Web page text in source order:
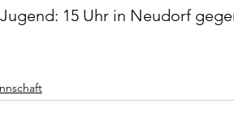
15 Uhr in Neudorf